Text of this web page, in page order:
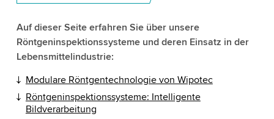
Auf dieser Seite erfahren Sie über unsere
Röntgeninspektionssysteme und deren Einsatz in der
Lebensmittelindustrie:
Modulare Röntgentechnologie von Wipotec
Röntgeninspektionssysteme: Intelligente
Bildverarbeitung